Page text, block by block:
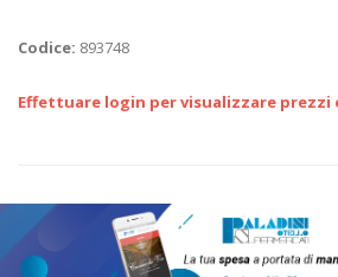
Codice: 893748
Effettuare login per visualizzare